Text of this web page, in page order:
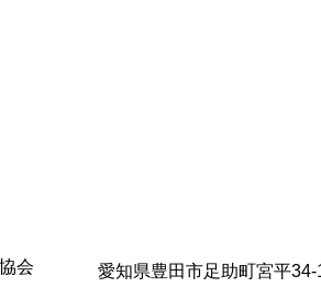
愛知県豊田市足助町宮平